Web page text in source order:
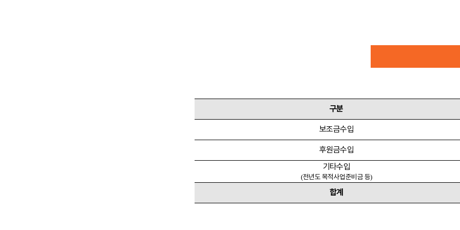
구분
보조금수입
후원금수입
기타수입
(전년도 목적사업준비금 등)
합계